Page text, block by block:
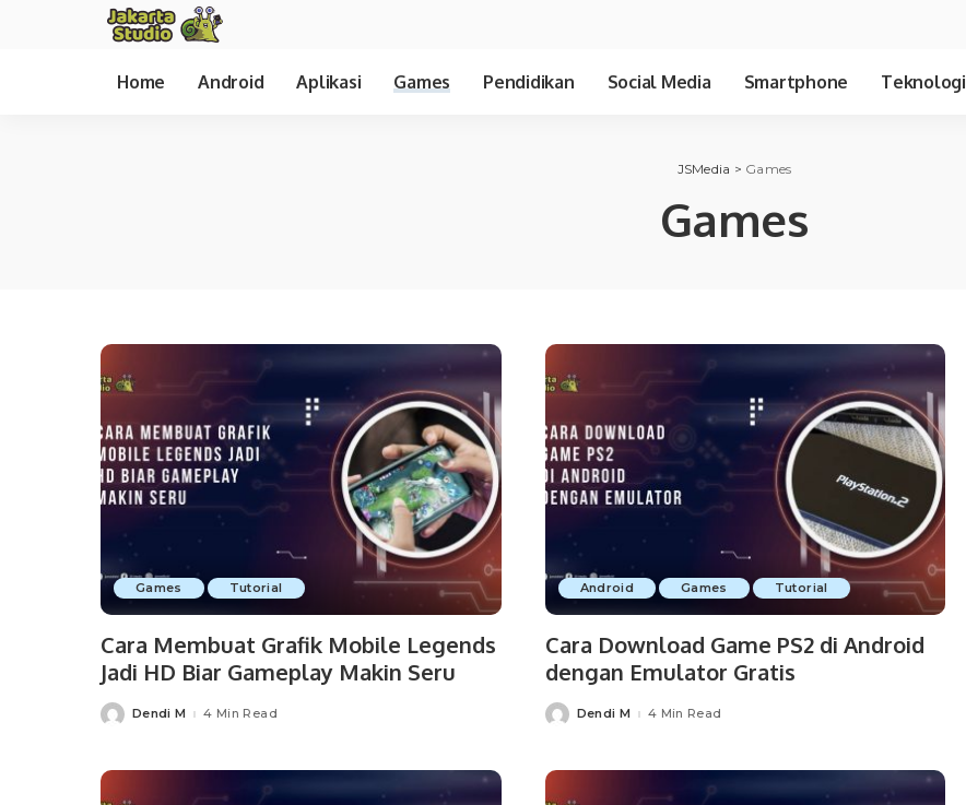
Home Android Aplikasi Games Pendidikan Social Media Smartphone Teknologi
JSMedia > Games
Games
Games Tutorial
Cara Membuat Grafik Mobile Legends
Jadi HD Biar Gameplay Makin Seru
PostedDendi M 4 Min Read
Android Games Tutorial
Cara Download Game PS2 di Android
dengan Emulator Gratis
PostedDendi M 4 Min Read